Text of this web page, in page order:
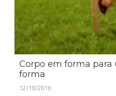
Corpo em forma
forma
12/10/2016